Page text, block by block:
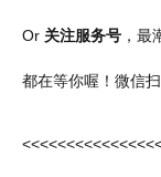
Or 关注服务号 ，
都在等你喔！微信